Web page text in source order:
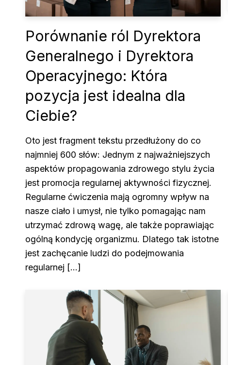
Porównanie ról Dyrektora
Generalnego i Dyrektora
Operacyjnego: Która
pozycja jest idealna dla
Ciebie?
Oto jest fragment tekstu przedłużony do co
najmniej 600 słów: Jednym z najważniejszych
aspektów propagowania zdrowego stylu życia
jest promocja regularnej aktywności fizycznej.
Regularne ćwiczenia mają ogromny wpływ na
nasze ciało i umysł, nie tylko pomagając nam
utrzymać zdrową wagę, ale także poprawiając
ogólną kondycję organizmu. Dlatego tak istotne
jest zachęcanie ludzi do podejmowania
regularnej […]